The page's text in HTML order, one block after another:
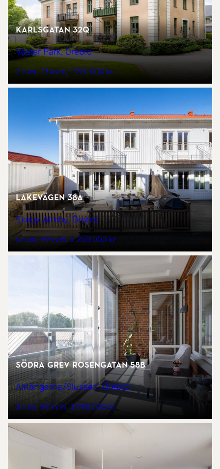
Karlsgatan 32Q
Väster Park, Örebro
2 rum 73 kvm 1 995 000 kr
Lakevägen 38A
Ekeby Almby, Örebro
5 rum 99 kvm 2 250 000 kr
Södra Grev Rosengatan 58B
Alnängarna/Slussen, Örebro
3 rum 87 kvm 3 095 000 kr